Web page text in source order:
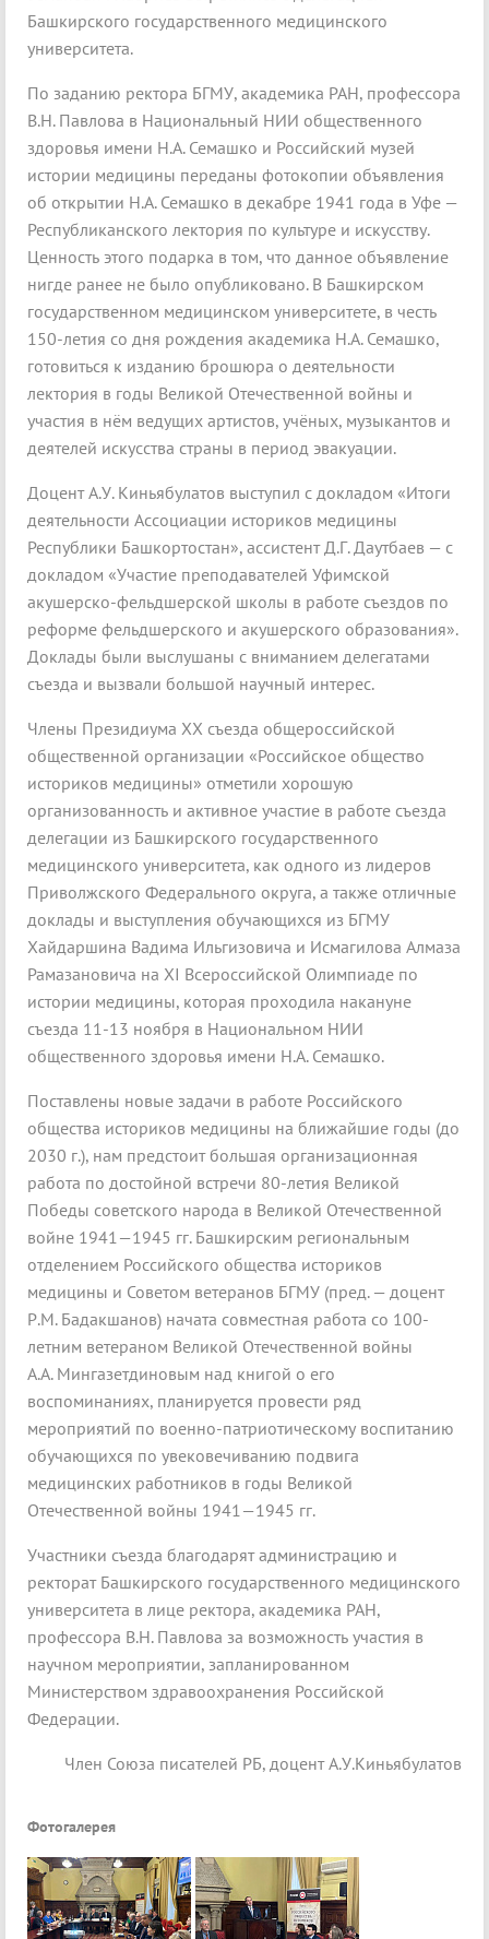
Башкирского государственного медицинского
университета.
По заданию ректора БГМУ, академика РАН, профессора
В.Н. Павлова в Национальный НИИ общественного
здоровья имени Н.А. Семашко и Российский музей
истории медицины переданы фотокопии объявления
об открытии Н.А. Семашко в декабре 1941 года в Уфе —
Республиканского лектория по культуре и искусству.
Ценность этого подарка в том, что данное объявление
нигде ранее не было опубликовано. В Башкирском
государственном медицинском университете, в честь
150-летия со дня рождения академика Н.А. Семашко,
готовиться к изданию брошюра о деятельности
лектория в годы Великой Отечественной войны и
участия в нём ведущих артистов, учёных, музыкантов и
деятелей искусства страны в период эвакуации.
Доцент А.У. Киньябулатов выступил с докладом «Итоги
деятельности Ассоциации историков медицины
Республики Башкортостан», ассистент Д.Г. Даутбаев — с
докладом «Участие преподавателей Уфимской
акушерско-фельдшерской школы в работе съездов по
реформе фельдшерского и акушерского образования».
Доклады были выслушаны с вниманием делегатами
съезда и вызвали большой научный интерес.
Члены Президиума ХХ съезда общероссийской
общественной организации «Российское общество
историков медицины» отметили хорошую
организованность и активное участие в работе съезда
делегации из Башкирского государственного
медицинского университета, как одного из лидеров
Приволжского Федерального округа, а также отличные
доклады и выступления обучающихся из БГМУ
Хайдаршина Вадима Ильгизовича и Исмагилова Алмаза
Рамазановича на ХI Всероссийской Олимпиаде по
истории медицины, которая проходила накануне
съезда 11-13 ноября в Национальном НИИ
общественного здоровья имени Н.А. Семашко.
Поставлены новые задачи в работе Российского
общества историков медицины на ближайшие годы (до
2030 г.), нам предстоит большая организационная
работа по достойной встречи 80-летия Великой
Победы советского народа в Великой Отечественной
войне 1941—1945 гг. Башкирским региональным
отделением Российского общества историков
медицины и Советом ветеранов БГМУ (пред. — доцент
Р.М. Бадакшанов) начата совместная работа со 100-
летним ветераном Великой Отечественной войны
А.А. Мингазетдиновым над книгой о его
воспоминаниях, планируется провести ряд
мероприятий по военно-патриотическому воспитанию
обучающихся по увековечиванию подвига
медицинских работников в годы Великой
Отечественной войны 1941—1945 гг.
Участники съезда благодарят администрацию и
ректорат Башкирского государственного медицинского
университета в лице ректора, академика РАН,
профессора В.Н. Павлова за возможность участия в
научном мероприятии, запланированном
Министерством здравоохранения Российской
Федерации.
Член Союза писателей РБ, доцент А.У.Киньябулатов
Фотогалерея